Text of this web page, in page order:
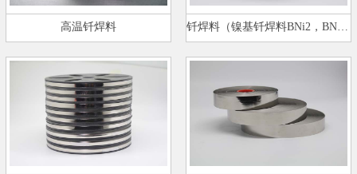
高温钎焊料 钎焊料（镍基钎焊料BNi2，BNi5）…